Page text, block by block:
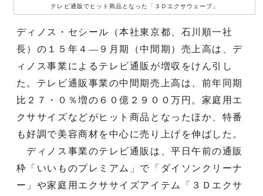
テレビ通販でヒット商品となった「３Ｄエクサウェーブ」
ディノス・セシール（本社東京都、石川順一社
長）の１５年４―９月期（中間期）売上高は、デ
ィノス事業によるテレビ通販が増収をけん引し
た。テレビ通販事業の中間期売上高は、前年同期
比２７・０％増の６０億２９００万円。家庭用エ
クササイズなどがヒット商品となったほか、特番
も好調で美容商材を中心に売り上げを伸ばした。
ディノス事業のテレビ通販は、平日午前の通販
枠「いいものプレミアム」で「ダイソンクリーナ
ー」や家庭用エクササイズアイテム「３Ｄエクサ